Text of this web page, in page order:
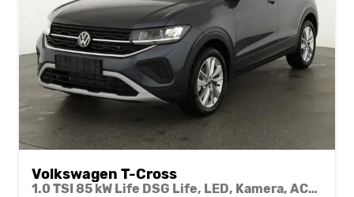
Volkswagen T-Cross
1.0 TSI 85 kW Life DSG Life, LED, Kamera, ACC, Side, Winter, 17-Zoll, 3-J. Garantie